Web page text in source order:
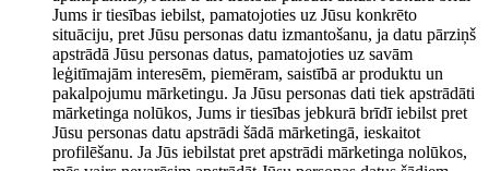
Jums ir tiesības iebilst, pamatojoties uz Jūsu konkrēto
situāciju, pret Jūsu personas datu izmantošanu, ja datu pārziņš
apstrādā Jūsu personas datus, pamatojoties uz savām
leģitīmajām interesēm, piemēram, saistībā ar produktu un
pakalpojumu mārketingu. Ja Jūsu personas dati tiek apstrādāti
mārketinga nolūkos, Jums ir tiesības jebkurā brīdī iebilst pret
Jūsu personas datu apstrādi šādā mārketingā, ieskaitot
profilēšanu. Ja Jūs iebilstat pret apstrādi mārketinga nolūkos,